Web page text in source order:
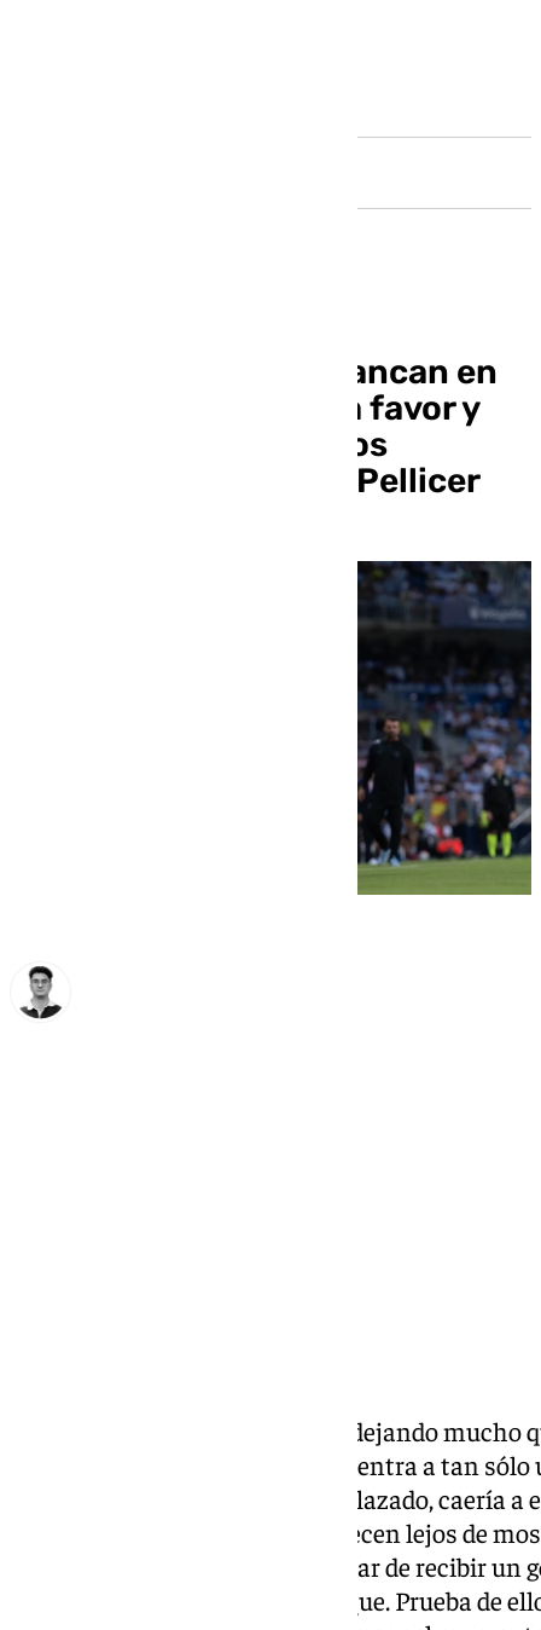
Los revulsivos no arrancan en
el Málaga: dos goles a favor y
ocho en contra tras los
primeros cambios de Pellicer
están dejando mucho
arranque liguero, donde se encuentra a tan
la Real Sociedad B su partido aplazado, caería
sensaciones, los de Pellicer parecen lejos de
últimos dos cursos donde, a pesar de recibir
para levantarse durante el choque. Prueba de